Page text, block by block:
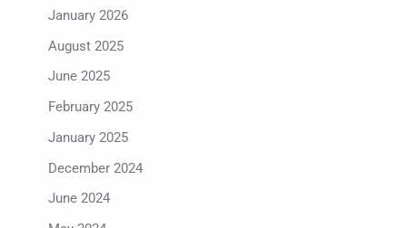
January 2026
August 2025
June 2025
February 2025
January 2025
December 2024
June 2024